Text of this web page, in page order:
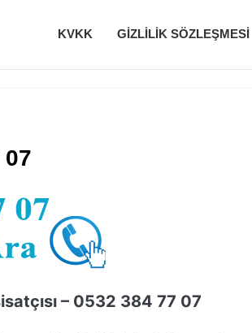
KVKK GIZLILIK SÖZLEŞMESI
07
– 0532 384 77 07